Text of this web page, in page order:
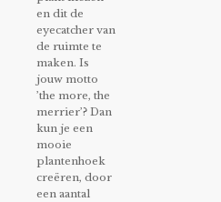
en dit de
eyecatcher van
de ruimte te
maken. Is
jouw motto
’the more, the
merrier’? Dan
kun je een
mooie
plantenhoek
creëren, door
een aantal